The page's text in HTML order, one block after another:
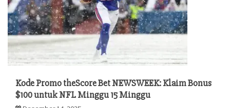
Kode Promo theScore Bet NEWSWEEK: Klaim Bonus
$100 untuk NFL Minggu 15 Minggu